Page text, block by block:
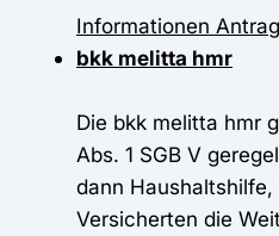
Informationen Antrag
bkk melitta hmr
Die bkk melitta hmr
Abs. 1 SGB V
dann
Versicherten die